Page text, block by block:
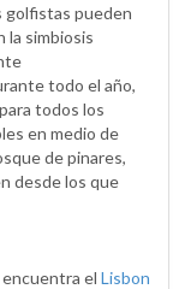
golfistas pueden
la simbiosis
todo el año,
todos los
en medio de
de pinares,
desde los que
el Lisbon